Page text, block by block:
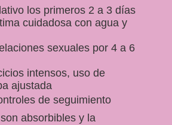
Anticonceptivos
Blog
los primeros 2 a 3 días
cuidadosa con agua y
sexuales por 4 a 6
intensos, uso de
ajustada
de seguimiento
absorbibles y la